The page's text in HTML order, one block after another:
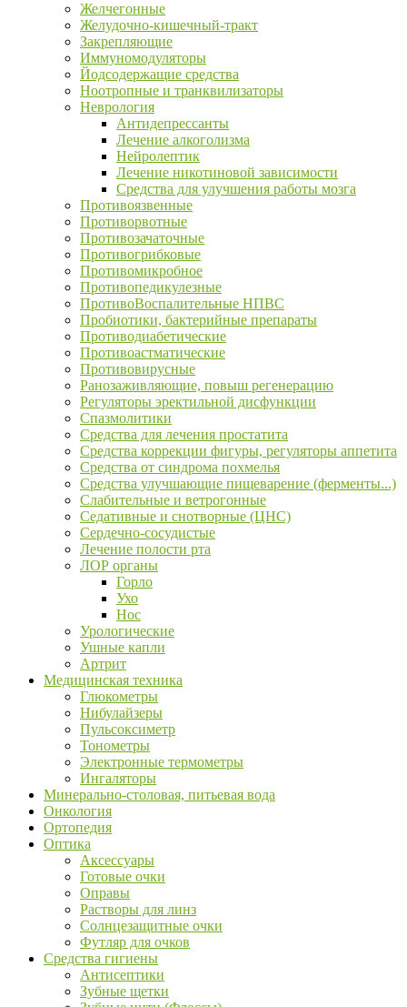
Желчегонные
Желудочно-кишечный-тракт
Закрепляющие
Иммуномодуляторы
Йодсодержащие средства
Ноотропные и транквилизаторы
Неврология
Антидепрессанты
Лечение алкоголизма
Нейролептик
Лечение никотиновой зависимости
Средства для улучшения работы мозга
Противоязвенные
Противорвотные
Противозачаточные
Противогрибковые
Противомикробное
Противопедикулезные
ПротивоВоспалительные НПВС
Пробиотики, бактерийные препараты
Противодиабетические
Противоастматические
Противовирусные
Ранозаживляющие, повыш регенерацию
Регуляторы эректильной дисфункции
Спазмолитики
Средства для лечения простатита
Средства коррекции фигуры, регуляторы аппетита
Средства от синдрома похмелья
Средства улучшающие пищеварение (ферменты...)
Слабительные и ветрогонные
Седативные и снотворные (ЦНС)
Сердечно-сосудистые
Лечение полости рта
ЛОР органы
Горло
Ухо
Нос
Урологические
Ушные капли
Артрит
Медицинская техника
Глюкометры
Нибулайзеры
Пульсоксиметр
Тонометры
Электронные термометры
Ингаляторы
Минерально-столовая, питьевая вода
Онкология
Ортопедия
Оптика
Аксессуары
Готовые очки
Оправы
Растворы для линз
Солнцезащитные очки
Футляр для очков
Средства гигиены
Антисептики
Зубные щетки